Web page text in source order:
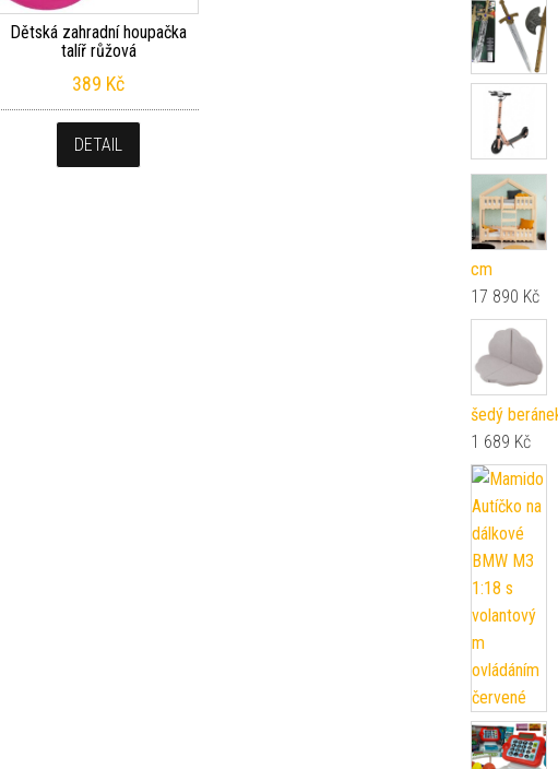
Dětská zahradní houpačka
talíř růžová
389 Kč
DETAIL
cm
17 890 Kč
šedý
1 689 Kč